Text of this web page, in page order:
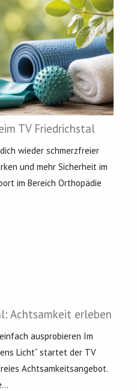
TV Friedrichstal
wieder schmerzfreier
und mehr Sicherheit im
im Bereich Orthopädie
Achtsamkeit erleben
ausprobieren Im
Licht“ startet der TV
Achtsamkeitsangebot.